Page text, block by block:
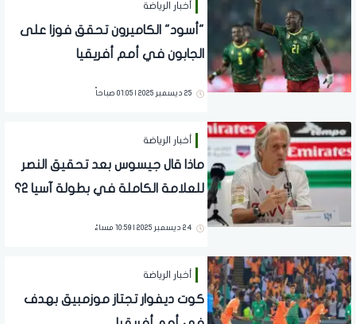
أخبار الرياضة
"أسود" الكاميرون تحقق فوزا على
الجابون في أمم أفريقيا
25 ديسمبر 2025 | 01:05 صباحاً
أخبار الرياضة
ماذا قال جيسوس بعد تحقيق النصر
للعلامة الكاملة في بطولة آسيا 2؟
24 ديسمبر 2025 | 10:59 مساءً
أخبار الرياضة
كوت ديفوار تجتاز موزمبيق بهدف